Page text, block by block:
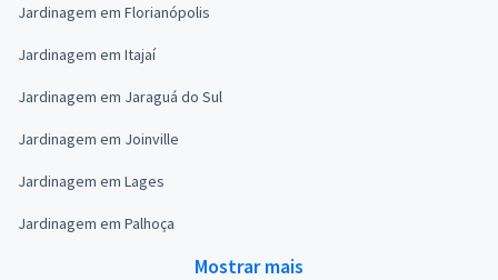
Jardinagem em Florianópolis
Jardinagem em Itajaí
Jardinagem em Jaraguá do Sul
Jardinagem em Joinville
Jardinagem em Lages
Jardinagem em Palhoça
Mostrar mais